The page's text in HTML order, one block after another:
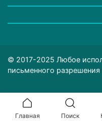
© 2017-2025 Любое
письменного
Главная Поиск